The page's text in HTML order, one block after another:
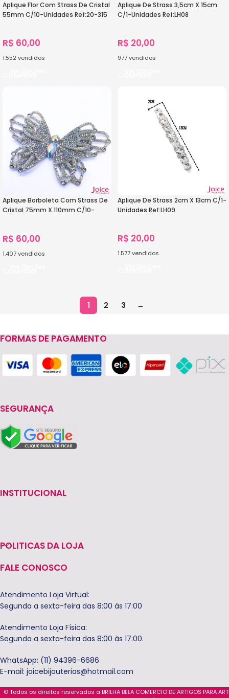
Aplique Flor Com Strass De Cristal
55mm C/10-Unidades Ref:20-315
R$ 60,00
1.552 vendidos
Aplique De Strass 3,5cm X 15cm
C/1-Unidades Ref:LH08
R$ 20,00
977vendidos
Aplique Borboleta Com Strass De
Cristal 75mm X 110mm C/10-
R$ 60,00
1.407vendidos
Aplique De Strass 2cm X 13cm C/1-
Unidades Ref:LH09
R$ 20,00
1.577vendidos
1 2 3 →
FORMAS DE PAGAMENTO
SEGURANÇA
INSTITUCIONAL
POLITICAS DA LOJA
FALE CONOSCO
Atendimento Loja Virtual:
Segunda a sexta-feira das 8:00 às 17:00
Atendimento Loja Física:
Segunda a sexta-feira das 8:00 às 17:00.
WhatsApp: (11) 94396-6686
E-mail: joicebijouterias@hotmail.com
© Todos os direitos reservados a BRILHA BELA COMERCIO DE ARTIGOS PARA